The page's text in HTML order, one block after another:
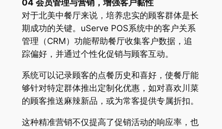
04 会员管理与营销，增强客户黏性
对于北美中餐厅来说，培养忠实的顾客群体是长
期成功的关键。uServe POS系统中的客户关系
管理（CRM）功能帮助餐厅收集客户数据，追
踪偏好，并通过个性化促销与顾客互动。
系统可以记录顾客的点餐历史和喜好，使餐厅能
够针对特定群体推出定制化优惠，如对喜欢川菜
的顾客推送麻辣新品，或为常客提供专属折扣。
这种精准营销不仅提高了促销活动的响应率，也